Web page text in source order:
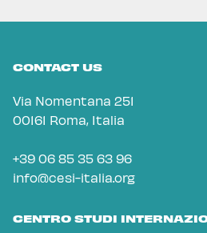
CONTACT US
Via Nomentana 251
00161 Roma, Italia
+39 06 85 35 63 96
info@cesi-italia.org
CENTRO STUDI